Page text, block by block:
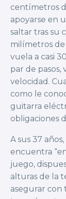
centímetros
apoyarse en
saltar tras su
milímetros de
vuela a casi
par de pasos,
velocidad.
como le
guitarra
obligaciones
A sus 37
encuentra
juego,
alturas de la
asegurar con